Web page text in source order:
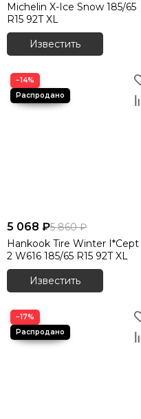
Michelin X-Ice Snow 185/65
R15 92T XL
Известить
−14%
5 068 ₽5 860 ₽
Hankook Tire Winter I*Cept
2 W616 185/65 R15 92T XL
Известить
−17%